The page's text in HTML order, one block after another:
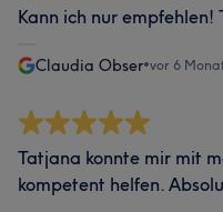
Kann ich nur empfehlen!
Claudia Obser•vor 6
Tatjana konnte mir mit
kompetent helfen.